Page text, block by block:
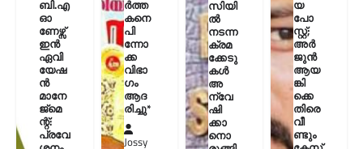
ബി.എ
ഓ
ണേഴ്സ്
ഇൻ
ഏവി
യേഷ
ൻ
മാനേ
ജ്മെ
ന്റ്:
പ്രവേ
ർത്ത
കനെ
പി
ന്നോ
ക്ക
വിഭാ
ഗം
ആദ
രിച്ചു*
Jossy
സിയി
ൽ
നടന്ന
ക്രമ
ക്കേടു
കൾ
അ
ന്വേ
ഷി
ക്കാ
നൊ
യ
പോ
സ്റ്റ്;
അർ
ജുൻ
ആയ
ങ്കി
ക്കെ
തിരെ
വീ
ണ്ടും